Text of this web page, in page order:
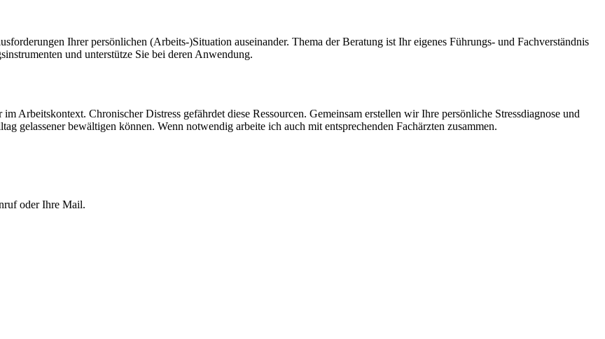
Ihrer persönlichen (Arbeits-)Situation auseinander. Thema der Beratung ist Ihr eigenes Führungs- und Fachverständnis
und unterstütze Sie bei deren Anwendung.
Arbeitskontext. Chronischer Distress gefährdet diese Ressourcen. Gemeinsam erstellen wir Ihre persönliche Stressdiagnose und
gelassener bewältigen können. Wenn notwendig arbeite ich auch mit entsprechenden Fachärzten zusammen.
oder Ihre Mail.